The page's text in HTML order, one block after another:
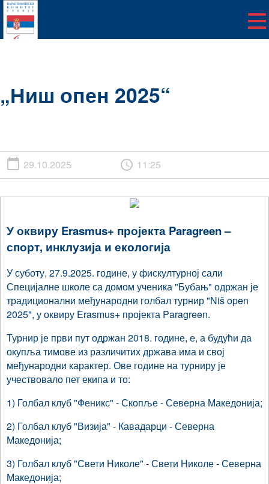
„Ниш опен 2025“
29.10.2025 11:25
У оквиру Erasmus+ пројекта Paragreen –
спорт, инклузија и екологија
У суботу, 27.9.2025. године, у фискултурној сали
Специјалне школе са домом ученика "Бубањ" одржан је
традиционални међународни голбал турнир "Niš open
2025", у оквиру Erasmus+ пројекта Paragreen.
Турнир је први пут одржан 2018. године, е, а будући да
окупља тимове из различитих држава има и свој
међународни карактер. Ове године на турниру је
учествовало пет екипа и то:
1) Голбал клуб "Феникс" - Скопље - Северна Македонија;
2) Голбал клуб "Визија" - Кавадарци - Северна
Македонија;
3) Голбал клуб "Свети Николе" - Свети Николе - Северна
Македонија;